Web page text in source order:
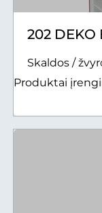
202 DEKO
Skaldos /
Produktai